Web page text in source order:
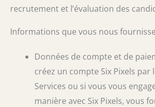
recrutement et l’évaluation des
Informations que vous nous
Données de compte et de
créez un compte Six Pixels par
Services ou si vous vous
manière avec Six Pixels, vous